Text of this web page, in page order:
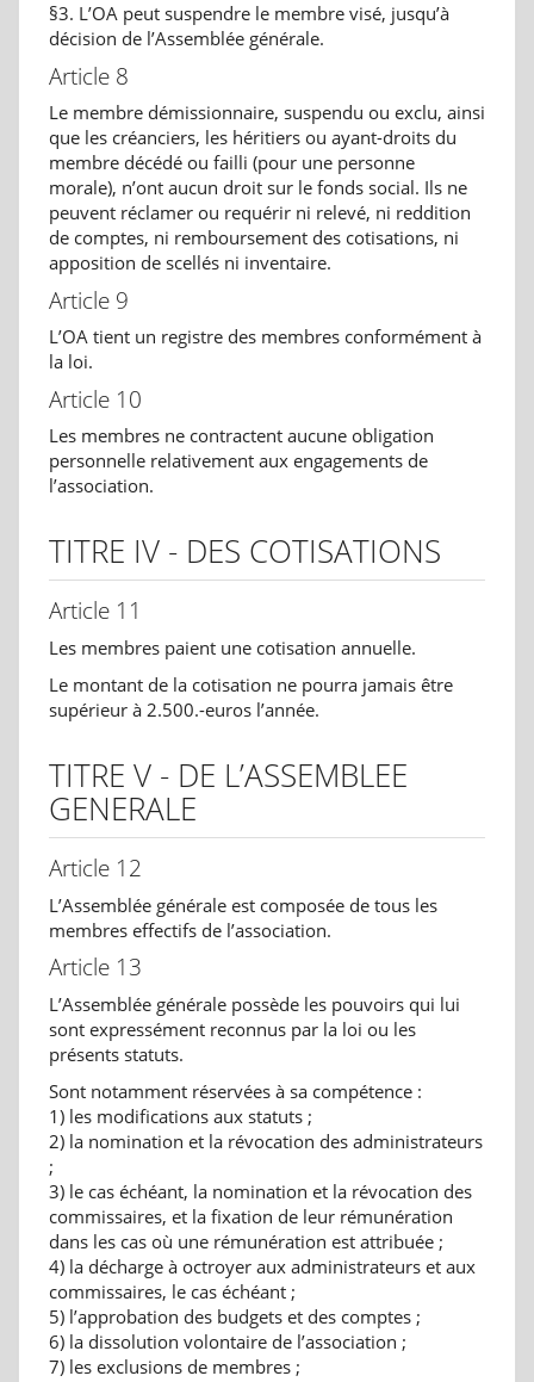
§3. L’OA peut suspendre le membre visé, jusqu’à
décision de l’Assemblée générale.
Article 8
Le membre démissionnaire, suspendu ou exclu, ainsi
que les créanciers, les héritiers ou ayant-droits du
membre décédé ou failli (pour une personne
morale), n’ont aucun droit sur le fonds social. Ils ne
peuvent réclamer ou requérir ni relevé, ni reddition
de comptes, ni remboursement des cotisations, ni
apposition de scellés ni inventaire.
Article 9
L’OA tient un registre des membres conformément à
la loi.
Article 10
Les membres ne contractent aucune obligation
personnelle relativement aux engagements de
l’association.
TITRE IV - DES COTISATIONS
Article 11
Les membres paient une cotisation annuelle.
Le montant de la cotisation ne pourra jamais être
supérieur à 2.500.-euros l’année.
TITRE V - DE L’ASSEMBLEE
GENERALE
Article 12
L’Assemblée générale est composée de tous les
membres effectifs de l’association.
Article 13
L’Assemblée générale possède les pouvoirs qui lui
sont expressément reconnus par la loi ou les
présents statuts.
Sont notamment réservées à sa compétence :
1) les modifications aux statuts ;
2) la nomination et la révocation des administrateurs
;
3) le cas échéant, la nomination et la révocation des
commissaires, et la fixation de leur rémunération
dans les cas où une rémunération est attribuée ;
4) la décharge à octroyer aux administrateurs et aux
commissaires, le cas échéant ;
5) l’approbation des budgets et des comptes ;
6) la dissolution volontaire de l’association ;
7) les exclusions de membres ;